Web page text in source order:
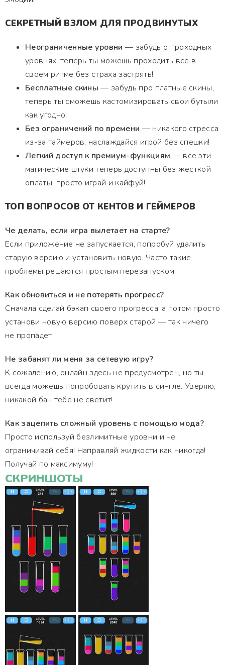
СЕКРЕТНЫЙ ВЗЛОМ ДЛЯ ПРОДВИНУТЫХ
Неограниченные уровни — забудь о проходных
уровнях, теперь ты можешь проходить все в
своем ритме без страха застрять!
Бесплатные скины — забудь про платные скины,
теперь ты сможешь кастомизировать свои бутыли
как угодно!
Без ограничений по времени — никакого стресса
из-за таймеров, наслаждайся игрой без спешки!
Легкий доступ к премиум-функциям — все эти
магические штуки теперь доступны без жесткой
оплаты, просто играй и кайфуй!
ТОП ВОПРОСОВ ОТ КЕНТОВ И ГЕЙМЕРОВ
Че делать, если игра вылетает на старте?
Если приложение не запускается, попробуй удалить
старую версию и установить новую. Часто такие
проблемы решаются простым перезапуском!
Как обновиться и не потерять прогресс?
Сначала сделай бэкап своего прогресса, а потом просто
установи новую версию поверх старой — так ничего
не пропадет!
Не забанят ли меня за сетевую игру?
К сожалению, онлайн здесь не предусмотрен, но ты
всегда можешь попробовать крутить в сингле. Уверяю,
никакой бан тебе не светит!
Как зацепить сложный уровень с помощью мода?
Просто используй безлимитные уровни и не
ограничивай себя! Направляй жидкости как никогда!
Получай по максимуму!
СКРИНШОТЫ